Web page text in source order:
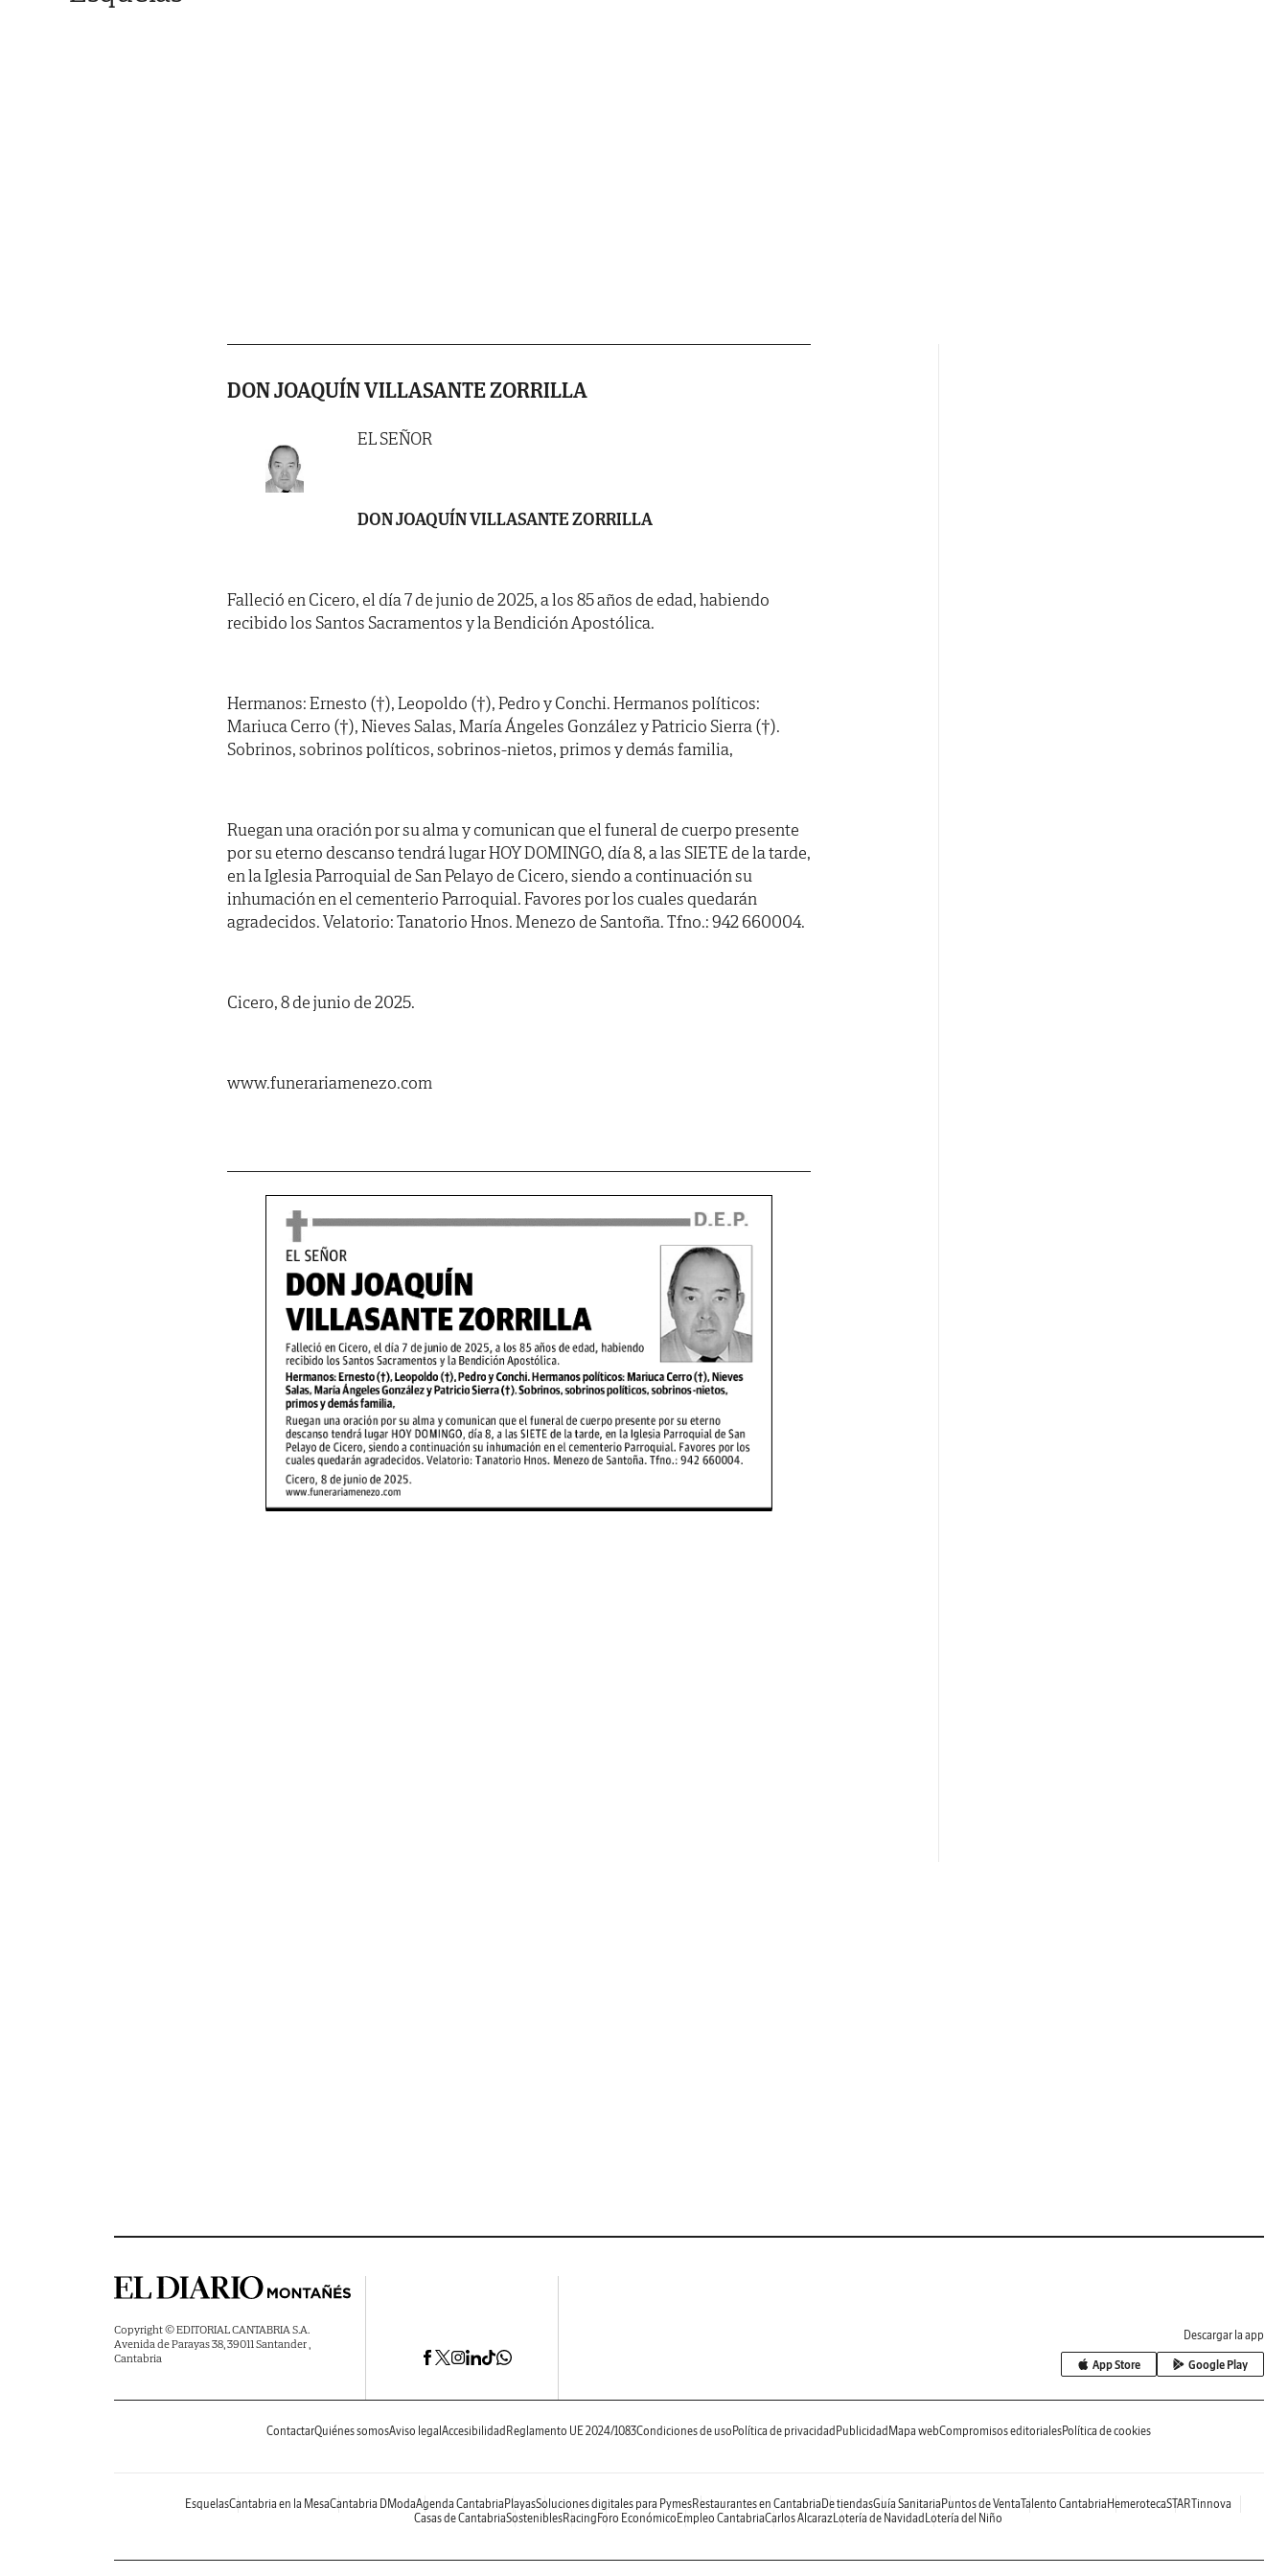
DON JOAQUÍN VILLASANTE ZORRILLA
EL SEÑOR
DON JOAQUÍN VILLASANTE ZORRILLA
Falleció en Cicero, el día 7 de junio de 2025, a los 85 años de edad, habiendo
recibido los Santos Sacramentos y la Bendición Apostólica.
Hermanos: Ernesto (†), Leopoldo (†), Pedro y Conchi. Hermanos políticos:
Mariuca Cerro (†), Nieves Salas, María Ángeles González y Patricio Sierra (†).
Sobrinos, sobrinos políticos, sobrinos-nietos, primos y demás familia,
Ruegan una oración por su alma y comunican que el funeral de cuerpo presente
por su eterno descanso tendrá lugar HOY DOMINGO, día 8, a las SIETE de la tarde,
en la Iglesia Parroquial de San Pelayo de Cicero, siendo a continuación su
inhumación en el cementerio Parroquial. Favores por los cuales quedarán
agradecidos. Velatorio: Tanatorio Hnos. Menezo de Santoña. Tfno.: 942 660004.
Cicero, 8 de junio de 2025.
www.funerariamenezo.com
Copyright © EDITORIAL CANTABRIA S.A.
Avenida de Parayas 38, 39011 Santander ,
Cantabria
Descargar la app
App Store Google Play
ContactarQuiénes somosAviso legal Accesibilidad Reglamento UE 2024/1083Condiciones de uso Política de privacidad Publicidad Mapa webCompromisos editorialesPolítica de cookies
EsquelasCantabria en la MesaCantabria DModaAgenda Cantabria PlayasSoluciones digitales para PymesRestaurantes en Cantabria De tiendasGuía Sanitaria Puntos de VentaTalento Cantabria HemerotecaSTARTinnova
Casas de CantabriaSosteniblesRacing Foro Económico Empleo CantabriaCarlos AlcarazLotería de Navidad Lotería del Niño